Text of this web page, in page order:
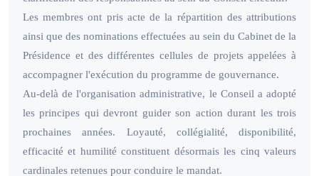
Les membres ont pris acte de la répartition des attributions
ainsi que des nominations effectuées au sein du Cabinet de la
Présidence et des différentes cellules de projets appelées à
accompagner l'exécution du programme de gouvernance.
Au-delà de l'organisation administrative, le Conseil a adopté
les principes qui devront guider son action durant les trois
prochaines années. Loyauté, collégialité, disponibilité,
efficacité et humilité constituent désormais les cinq valeurs
cardinales retenues pour conduire le mandat.